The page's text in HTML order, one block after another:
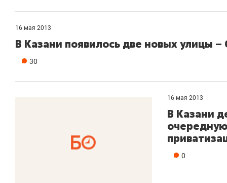
16 мая 2013
В Казани появилось две новых улицы
30
16 мая 2013
В Казани
0